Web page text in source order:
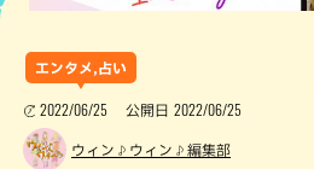
エンタメ,占い
2022/06/25 公開日 2022/06/25
ウィン♪ウィン♪編集部